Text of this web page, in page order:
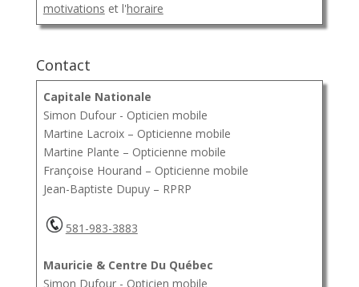
motivations et l'horaire
Contact
Capitale Nationale
Simon Dufour - Opticien mobile
Martine Lacroix – Opticienne mobile
Martine Plante – Opticienne mobile
Françoise Hourand – Opticienne mobile
Jean-Baptiste Dupuy – RPRP
581-983-3883
Mauricie & Centre Du Québec
Simon Dufour - Opticien mobile